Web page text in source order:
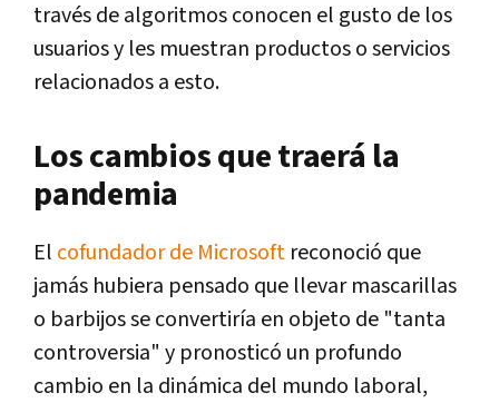
través de algoritmos conocen el gusto de los
usuarios y les muestran productos o servicios
relacionados a esto.
Los cambios que traerá la
pandemia
El cofundador de Microsoft reconoció que
jamás hubiera pensado que llevar mascarillas
o barbijos se convertiría en objeto de "tanta
controversia" y pronosticó un profundo
cambio en la dinámica del mundo laboral,